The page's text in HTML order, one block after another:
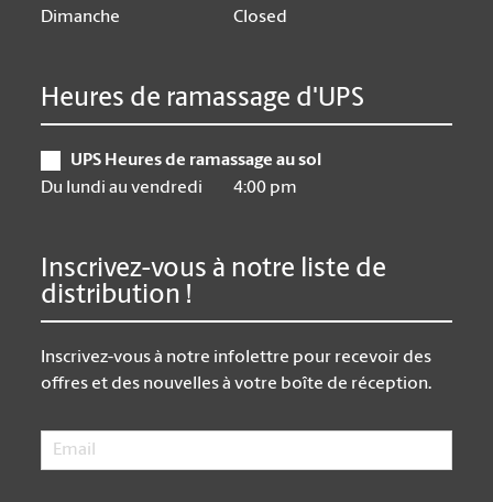
Dimanche
Closed
Heures de ramassage d'UPS
UPS Heures de ramassage au sol
Du lundi au vendredi
4:00 pm
Inscrivez-vous à notre liste de
distribution !
Inscrivez-vous à notre infolettre pour recevoir des
offres et des nouvelles à votre boîte de réception.
Email